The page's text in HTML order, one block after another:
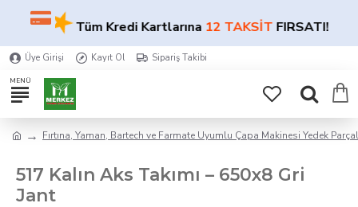
★Tüm Kredi Kartlarına12 TAKSİTFIRSATI!★
Üye Girişi Kayıt Ol Sipariş Takibi
Fırtına, Yaman, Bartech ve Farmate Uyumlu Çapa Makinesi Yedek
517 Kalın Aks Takımı – 650x8 Gri
Jant